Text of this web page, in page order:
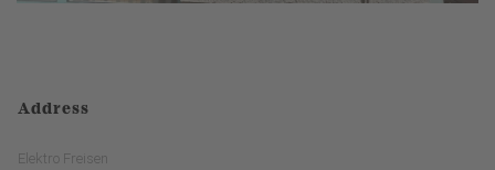
Address
Elektro Freisen